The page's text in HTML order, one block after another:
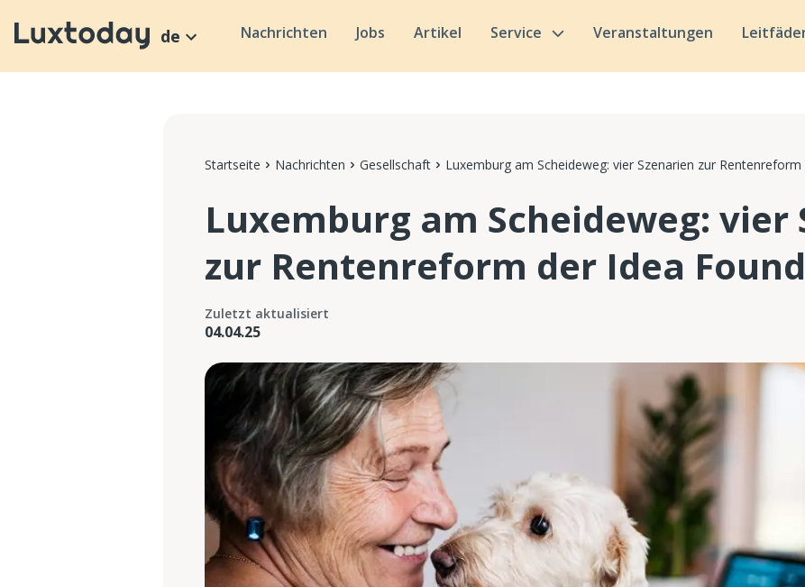
de Nachrichten Jobs Artikel Service Veranstaltungen
Startseite Nachrichten Gesellschaft Luxemburg am Scheideweg: vier Szenarien zur
Luxemburg am Scheideweg: vier
zur Rentenreform der Idea
Zuletzt aktualisiert
04.04.25